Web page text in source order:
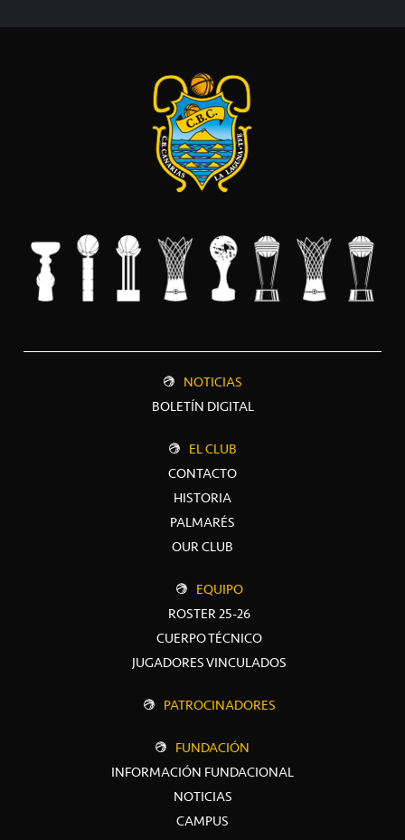
NOTICIAS
BOLETÍN DIGITAL
EL CLUB
CONTACTO
HISTORIA
PALMARÉS
OUR CLUB
EQUIPO
ROSTER 25-26
CUERPO TÉCNICO
JUGADORES VINCULADOS
PATROCINADORES
FUNDACIÓN
INFORMACIÓN FUNDACIONAL
NOTICIAS
CAMPUS